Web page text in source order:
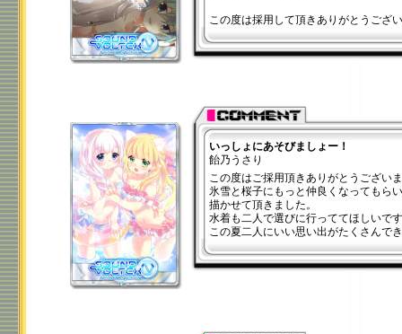
この度は採用して頂きありがとうござ
いっしょにあそびましょー！
飴乃うさり
この度はご採用頂きありがとうござい
氷雪と桜子にもっと仲良くなってもら
描かせて頂きました。
水着も二人で選びに行っててほしいで
この夏二人にいい思い出がたくさん